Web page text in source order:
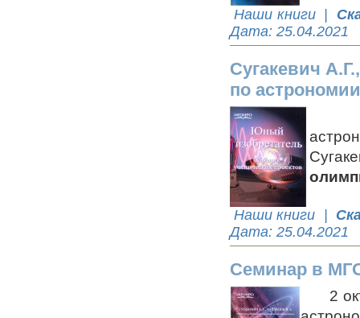
Наши книги
Дата: 25.04.2021
Сугакевич
по
Наши книги
Дата: 25.04.2021
Семинар в
2